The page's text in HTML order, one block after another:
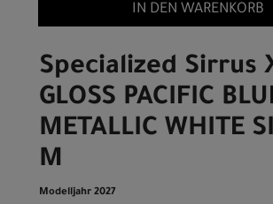
IN DEN WARENKORB
Specialized Sirrus
GLOSS PACIFIC
METALLIC WHITE
M
Modelljahr 2027